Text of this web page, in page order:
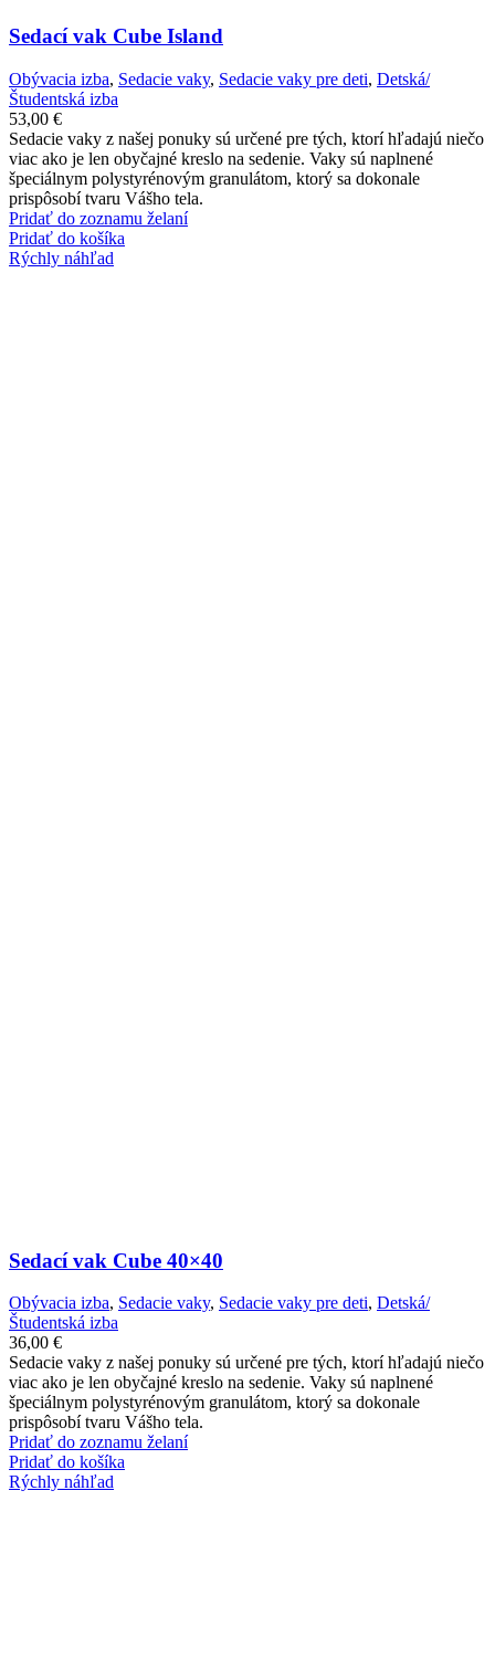
Sedací vak Cube Island
Obývacia izba, Sedacie vaky, Sedacie vaky pre deti, Detská/
Študentská izba
53,00 €
Sedacie vaky z našej ponuky sú určené pre tých, ktorí hľadajú niečo
viac ako je len obyčajné kreslo na sedenie. Vaky sú naplnené
špeciálnym polystyrénovým granulátom, ktorý sa dokonale
prispôsobí tvaru Vášho tela.
Pridať do zoznamu želaní
Pridať do košíka
Rýchly náhľad
Sedací vak Cube 40×40
Obývacia izba, Sedacie vaky, Sedacie vaky pre deti, Detská/
Študentská izba
36,00 €
Sedacie vaky z našej ponuky sú určené pre tých, ktorí hľadajú niečo
viac ako je len obyčajné kreslo na sedenie. Vaky sú naplnené
špeciálnym polystyrénovým granulátom, ktorý sa dokonale
prispôsobí tvaru Vášho tela.
Pridať do zoznamu želaní
Pridať do košíka
Rýchly náhľad